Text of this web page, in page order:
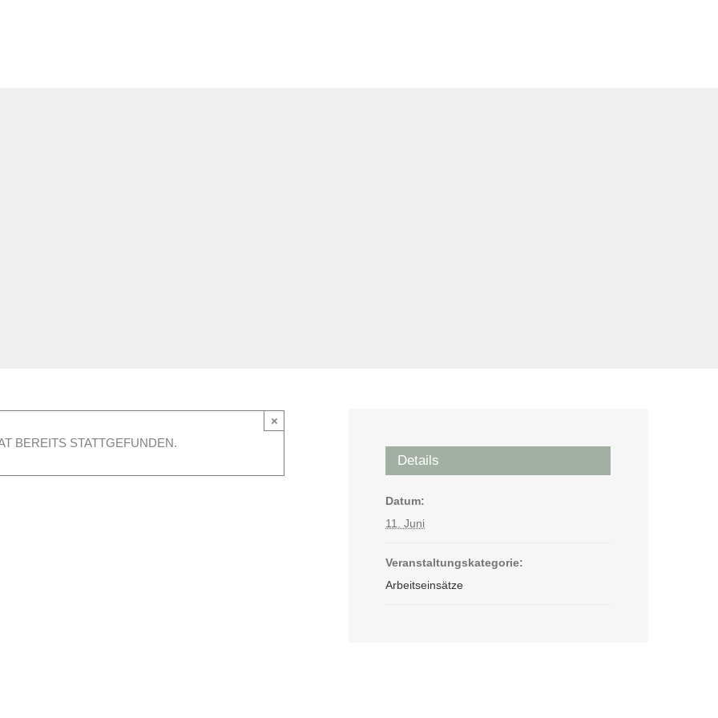
BEREITS STATTGEFUNDEN.
×
Details
Datum:
11. Juni
Veranstaltungskategorie:
Arbeitseinsätze